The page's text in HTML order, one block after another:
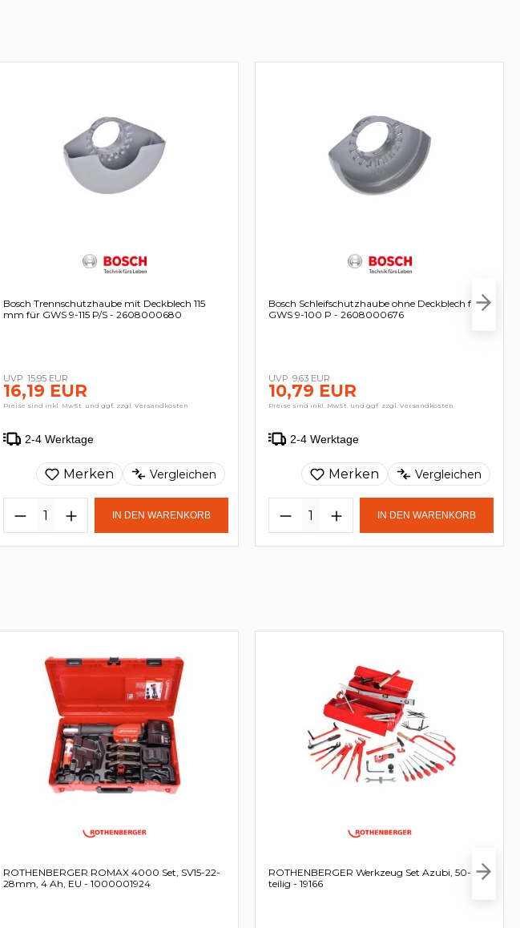
Bosch Trennschutzhaube mit Deckblech 115
mm für GWS 9-115 P/S - 2608000680
15,95 EUR
16,19 EUR
Preise sind inkl. MwSt. und ggf. zzgl. Versandkosten
2-4 Werktage
Merken Vergleichen
IN DEN WARENKORB
Bosch Schleifschutzhaube ohne Deckblech für
GWS 9-100 P - 2608000676
9,63 EUR
10,79 EUR
Preise sind inkl. MwSt. und ggf. zzgl. Versandkosten
2-4 Werktage
Merken Vergleichen
IN DEN WARENKORB
ROTHENBERGER ROMAX 4000 Set, SV15-22-
28mm, 4 Ah, EU - 1000001924
ROTHENBERGER Werkzeug Set Azubi, 50-
teilig - 19166